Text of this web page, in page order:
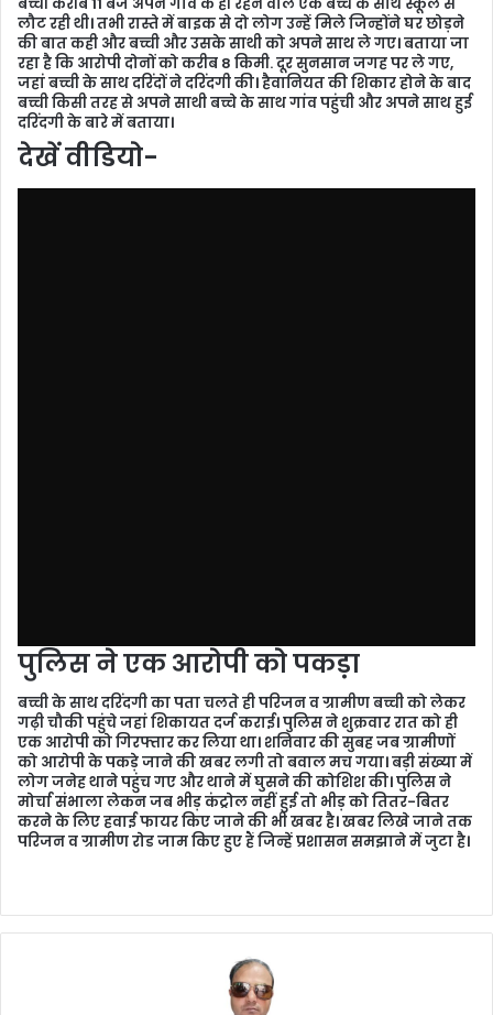
लौट रही थी। तभी रास्ते में बाइक से दो लोग उन्हें मिले जिन्होंने घर छोड़ने
की बात कही और बच्ची और उसके साथी को अपने साथ ले गए। बताया जा
रहा है कि आरोपी दोनों को करीब 8 किमी. दूर सुनसान जगह पर ले गए,
जहां बच्ची के साथ दरिंदों ने दरिंदगी की। हैवानियत की शिकार होने के बाद
बच्ची किसी तरह से अपने साथी बच्चे के साथ गांव पहुंची और अपने साथ हुई
दरिंदगी के बारे में बताया।
देखें वीडियो-
पुलिस ने एक आरोपी को पकड़ा
बच्ची के साथ दरिंदगी का पता चलते ही परिजन व ग्रामीण बच्ची को लेकर
गढ़ी चौकी पहुंचे जहां शिकायत दर्ज कराई। पुलिस ने शुक्रवार रात को ही
एक आरोपी को गिरफ्तार कर लिया था। शनिवार की सुबह जब ग्रामीणों
को आरोपी के पकड़े जाने की खबर लगी तो बवाल मच गया। बड़ी संख्या में
लोग जनेह थाने पहुंच गए और थाने में घुसने की कोशिश की। पुलिस ने
मोर्चा संभाला लेकन जब भीड़ कंट्रोल नहीं हुई तो भीड़ को तितर-बितर
करने के लिए हवाई फायर किए जाने की भी खबर है। खबर लिखे जाने तक
परिजन व ग्रामीण रोड जाम किए हुए हैं जिन्हें प्रशासन समझाने में जुटा है।